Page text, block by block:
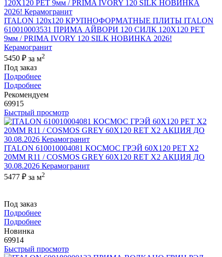
ITALON 120x120 КРУПНОФОРМАТНЫЕ ПЛИТЫ ITALON
610010003531 ПРИМА АЙВОРИ 120 СИЛК 120Х120 РЕТ
9мм / PRIMA IVORY 120 SILK НОВИНКА 2026!
Керамогранит
5450 ₽ за м2
Под заказ
Подробнее
Подробнее
Рекомендуем
69915
Быстрый просмотр
ITALON 610010004081 КОСМОС ГРЭЙ 60X120 РЕТ Х2
20MM R11 / COSMOS GREY 60X120 RET X2 АКЦИЯ ДО
30.08.2026 Керамогранит
5477 ₽ за м2
Под заказ
Подробнее
Подробнее
Новинка
69914
Быстрый просмотр